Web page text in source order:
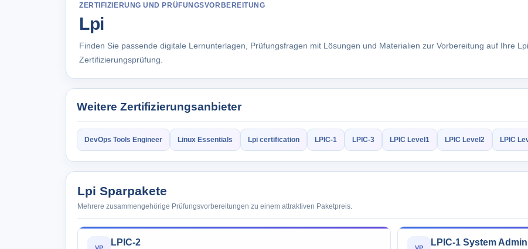
ZERTIFIZIERUNG UND PRÜFUNGSVORBEREITUNG
Lpi
Finden Sie passende digitale Lernunterlagen, Prüfungsfragen mit Lösungen und Materialien zur Vorbereitung auf Ihre Lpi
Zertifizierungsprüfung.
Weitere Zertifizierungsanbieter
DevOps Tools Engineer Linux Essentials Lpi certification LPIC-1 LPIC-3 LPIC Level1 LPIC Level2 LPIC
Lpi Sparpakete
Mehrere zusammengehörige Prüfungsvorbereitungen zu einem attraktiven Paketpreis.
VP
LPIC-2
VP
LPIC-1 System